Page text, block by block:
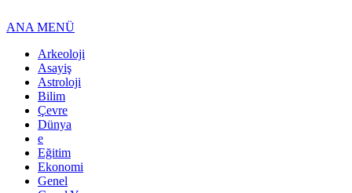
ANA MENÜ
Arkeoloji
Asayiş
Astroloji
Bilim
Çevre
Dünya
e
Eğitim
Ekonomi
Genel